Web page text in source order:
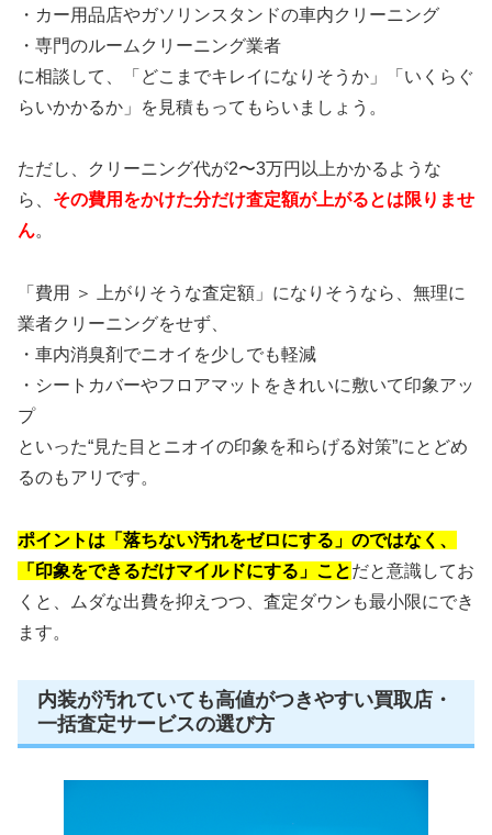
・カー用品店やガソリンスタンドの車内クリーニング
・専門のルームクリーニング業者
に相談して、「どこまでキレイになりそうか」「いくらぐ
らいかかるか」を見積もってもらいましょう。
ただし、クリーニング代が2〜3万円以上かかるような
ら、 その費用をかけた分だけ査定額が上がるとは限りませ
ん。
「費用 ＞ 上がりそうな査定額」になりそうなら、無理に
業者クリーニングをせず、
・車内消臭剤でニオイを少しでも軽減
・シートカバーやフロアマットをきれいに敷いて印象アッ
プ
といった“見た目とニオイの印象を和らげる対策”にとどめ
るのもアリです。
ポイントは「落ちない汚れをゼロにする」のではなく、
「印象をできるだけマイルドにする」ことだと意識してお
くと、ムダな出費を抑えつつ、査定ダウンも最小限にでき
ます。
内装が汚れていても高値がつきやすい買取店・
一括査定サービスの選び方